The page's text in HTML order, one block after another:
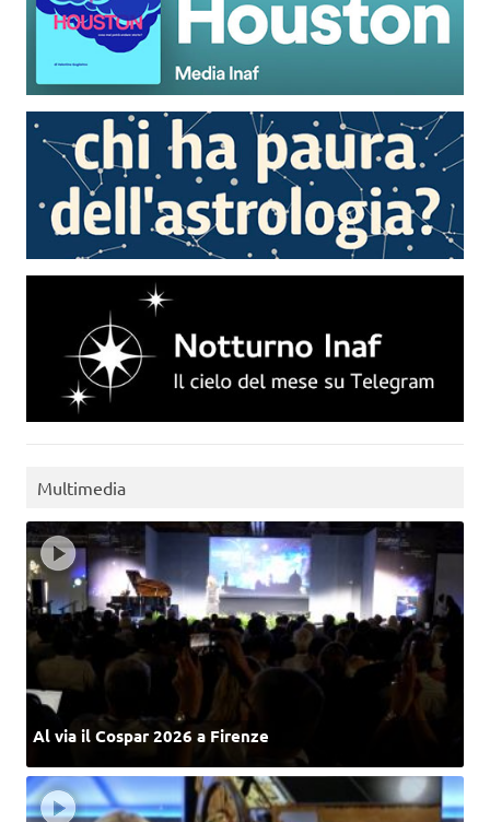
Multimedia
Al via il Cospar 2026 a Firenze